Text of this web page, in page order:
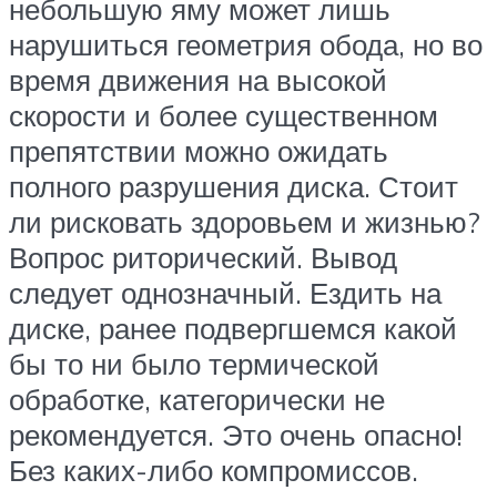
небольшую яму может лишь
нарушиться геометрия обода, но во
время движения на высокой
скорости и более существенном
препятствии можно ожидать
полного разрушения диска. Стоит
ли рисковать здоровьем и жизнью?
Вопрос риторический. Вывод
следует однозначный. Ездить на
диске, ранее подвергшемся какой
бы то ни было термической
обработке, категорически не
рекомендуется. Это очень опасно!
Без каких-либо компромиссов.